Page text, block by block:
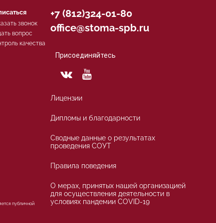
звонок
вопрос
качества
публичной
+7 (812)324-01-80
office@stoma-spb.ru
Присоединяйтесь
Лицензии
Дипломы и благодарности
Сводные данные о результатах
проведения СОУТ
Правила поведения
О мерах, принятых нашей организацией
для осуществления деятельности в
условиях пандемии COVID-19